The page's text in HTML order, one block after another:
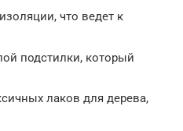
что ведет к
подстилки, который
лаков для дерева,